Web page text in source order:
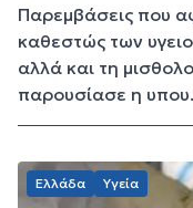
Παρεμβάσεις που
καθεστώς των
αλλά και τη
παρουσίασε η
Ελλάδα Υγεία